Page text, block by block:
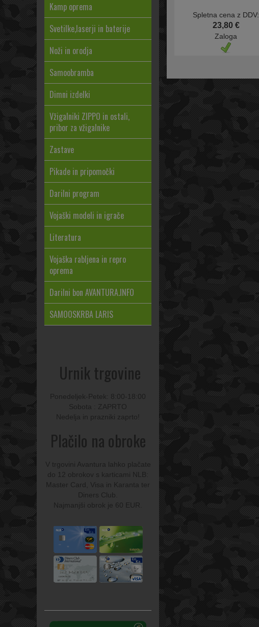
Kamp oprema
Svetilke,laserji in baterije
Noži in orodja
Samoobramba
Dimni izdelki
Vžigalniki ZIPPO in ostali,
pribor za vžigalnike
Zastave
Pikade in pripomočki
Darilni program
Vojaški modeli in igrače
Literatura
Vojaška rabljena in repro
oprema
Darilni bon AVANTURA.INFO
SAMOOSKRBA LARIS
Urnik trgovine
Ponedeljek-Petek: 8:00-18:00
Sobota : ZAPRTO
Nedelja in prazniki zaprto!
Plačilo na obroke
V trgovini Avantura lahko plačate
do 12 obrokov s karticami NLB:
Master Card, Visa in Karanta ter
Diners Club.
Najmanjši obrok je 60 EUR.
Spletna cena z DDV:
23,80 €
Zaloga